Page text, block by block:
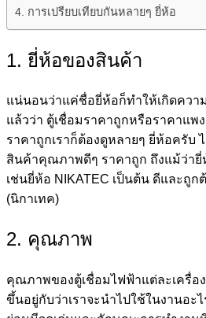
4. การเปรียบเทียบกันหลายๆ ยี่ห้อ
1. ยี่ห้อของสินค้า
แน่นอนว่าแค่ชื่อยี่ห้อก็ทำให้เกิดควา
แล้วว่า ตู้เชื่อมราคาถูกหรือราคาแพ
ราคาถูกเราก็ต้องดูหลายๆ ยี่ห้อครับ
สินค้าคุณภาพดีๆ ราคาถูก ถึงแม้ว่ายี่
เช่นยี่ห้อ NIKATEC เป็นต้น ดีและถูก
(นิกาเทค)
2. คุณภาพ
คุณภาพของตู้เชื่อมไฟฟ้าแต่ละเครื่อ
ขึ้นอยู่กับว่าเราจะนำไปใช้ในงานอะ